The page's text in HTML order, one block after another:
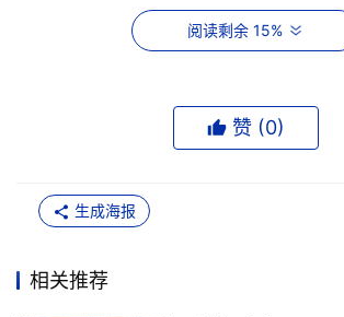
全部放在 Amazon Web Services 的 S3，成本
而Backblaze 最大的优势就是HDD成本低
因此，对需要存放数十PB甚至EB 级别
数据
阅读剩余 15%
本文来源于DOIT传媒，文章内容仅供参考，
赞 (0)
生成海报
相关推荐